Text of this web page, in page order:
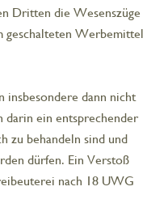
Dritten die Wesenszüge
geschalteten Werbemittel
insbesondere dann nicht
darin ein entsprechender
zu behandeln sind und
dürfen. Ein Verstoß
nach 18 UWG